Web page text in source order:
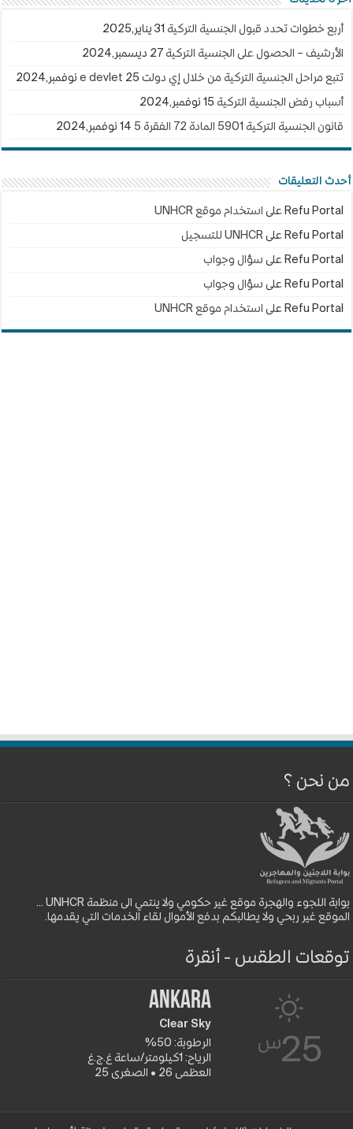
أربع خطوات تحدد قبول الجنسية التركية 31 يناير,2025
الأرشيف – الحصول على الجنسية التركية 27 ديسمبر,2024
تتبع مراحل الجنسية التركية من خلال إي دولت e devlet 25 نوفمبر,2024
أسباب رفض الجنسية التركية 15 نوفمبر,2024
قانون الجنسية التركية 5901 المادة 72 الفقرة 5 14 نوفمبر,2024
أحدث التعليقات
Refu Portal على استخدام موقع UNHCR
Refu Portal علىUNHCR للتسجيل
Refu Portal على سؤال وجواب
Refu Portal على سؤال وجواب
Refu Portal على استخدام موقع UNHCR
من نحن ؟
بوابة اللجوء والهجرة موقع غير حكومي ولا ينتمي الى منظمة UNHCR ...
الموقع غير ربحي ولا يطالبكم بدفع الأموال لقاء الخدمات التي يقدمها.
توقعات الطقس - أنقرة
25س
Ankara
Clear Sky
الرطوبة: 50%
الرياح: 1كيلومتر/ساعة غ.ج.غ
العظمى 26 • الصغرى 25